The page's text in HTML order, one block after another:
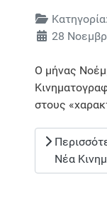
Λεπτομέρειες
Κατηγορία:
28
Ο μήνας
στους
Νέα